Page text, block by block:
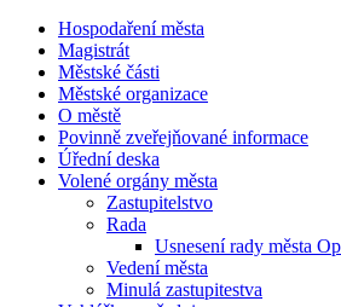
Hospodaření města
Magistrát
Městské části
Městské organizace
O městě
Povinně zveřejňované informace
Úřední deska
Volené orgány města
Zastupitelstvo
Rada
Usnesení rady města
Vedení města
Minulá zastupitestva